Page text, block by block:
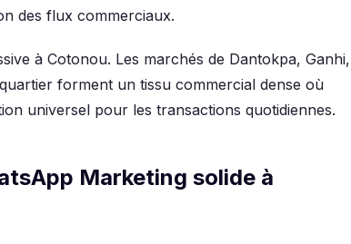
des flux commerciaux.
à Cotonou. Les marchés de Dantokpa, Ganhi,
forment un tissu commercial dense où
universel pour les transactions quotidiennes.
Marketing solide à